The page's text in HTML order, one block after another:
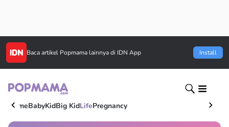
Baca artikel Popmama lainnya di IDN App Install
HomeBabyKidBig KidLifePregnancy